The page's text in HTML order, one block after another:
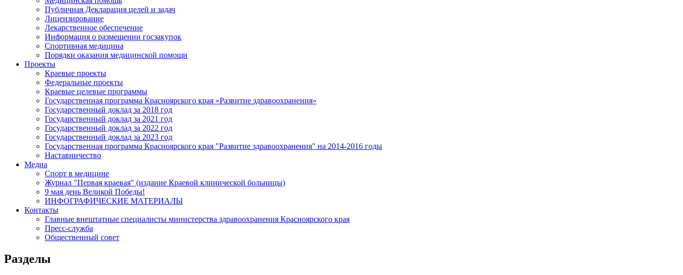
Публичная Декларация целей и задач
Лицензирование
Лекарственное обеспечение
Информация о размещении госзакупок
Спортивная медицина
Порядки оказания медицинской помощи
Проекты
Краевые проекты
Федеральные проекты
Краевые целевые программы
Государственная программа Красноярского края «Развитие здравоохранения»
Государственный доклад за 2018 год
Государственный доклад за 2021 год
Государственный доклад за 2022 год
Государственный доклад за 2023 год
Государственная программа Красноярского края "Развитие здравоохранения" на 2014-2016 годы
Наставничество
Медиа
Спорт в медицине
Журнал "Первая краевая" (издание Краевой клинической больницы)
9 мая день Великой Победы!
ИНФОГРАФИЧЕСКИЕ МАТЕРИАЛЫ
Контакты
Главные внештатные специалисты министерства здравоохранения Красноярского края
Пресс-служба
Общественный совет
Разделы